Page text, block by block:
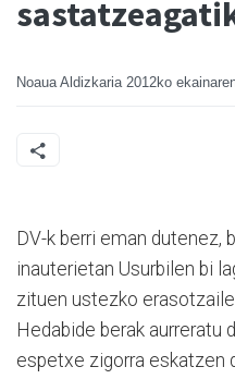
Noaua Aldizkaria 2012ko
DV-k berri eman dutenez,
inauterietan Usurbilen bi
zituen ustezko
Hedabide berak aurreratu
espetxe zigorra eskatzen